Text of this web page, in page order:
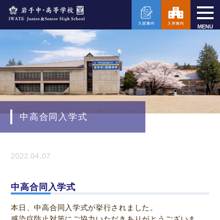
MENU
中高合同入学式
2022.04.07
中高合同入学式
本日、中高合同入学式が挙行されました。